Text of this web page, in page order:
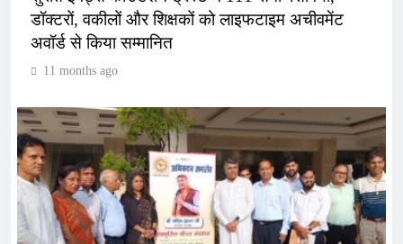
डॉक्टरों, वकीलों और शिक्षकों को लाइफटाइम अचीवमेंट
अवॉर्ड से किया सम्मानित
11 months ago